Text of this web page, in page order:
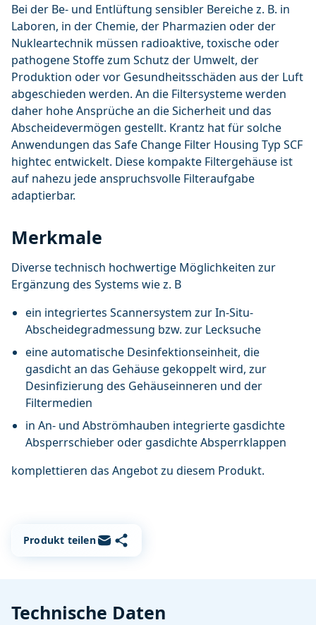
Bei der Be- und Entlüftung sensibler Bereiche z. B. in
Laboren, in der Chemie, der Pharmazien oder der
Nukleartechnik müssen radioaktive, toxische oder
pathogene Stoffe zum Schutz der Umwelt, der
Produktion oder vor Gesundheitsschäden aus der Luft
abgeschieden werden. An die Filtersysteme werden
daher hohe Ansprüche an die Sicherheit und das
Abscheidevermögen gestellt. Krantz hat für solche
Anwendungen das Safe Change Filter Housing Typ SCF
hightec entwickelt. Diese kompakte Filtergehäuse ist
auf nahezu jede anspruchsvolle Filteraufgabe
adaptierbar.
Merkmale
Diverse technisch hochwertige Möglichkeiten zur
Ergänzung des Systems wie z. B
ein integriertes Scannersystem zur In-Situ-
Abscheidegradmessung bzw. zur Lecksuche
eine automatische Desinfektionseinheit, die
gasdicht an das Gehäuse gekoppelt wird, zur
Desinfizierung des Gehäuseinneren und der
Filtermedien
in An- und Abströmhauben integrierte gasdichte
Absperrschieber oder gasdichte Absperrklappen
komplettieren das Angebot zu diesem Produkt.
Produkt teilenPer E-Mail teilen
Link kopieren
Technische Daten